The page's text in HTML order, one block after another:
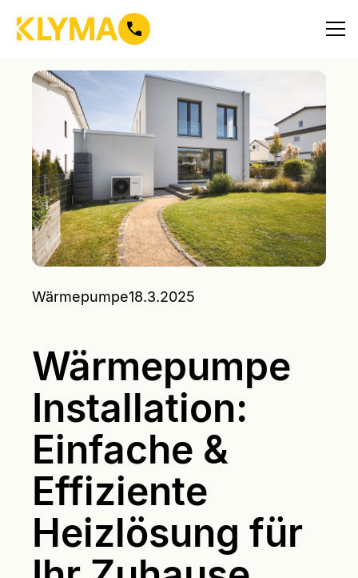
Wärmepumpe18.3.2025
Wärmepumpe
Installation:
Einfache &
Effiziente
Heizlösung für